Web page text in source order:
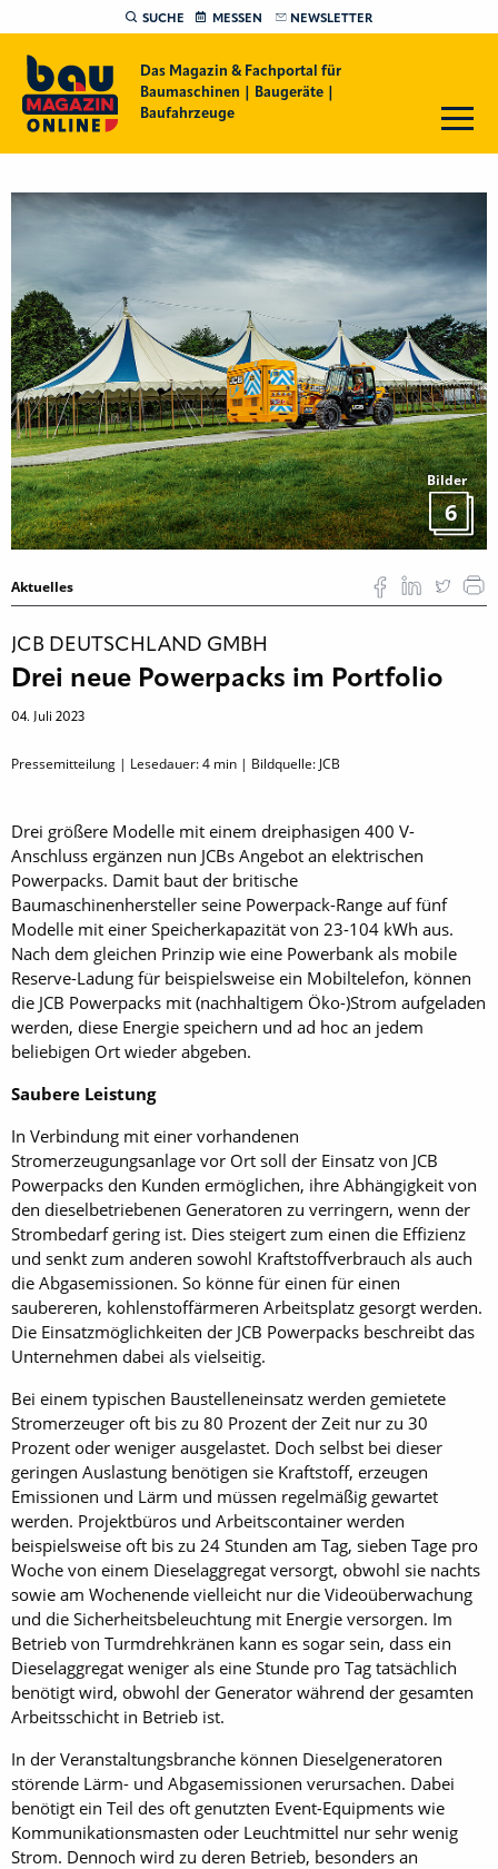
SUCHE MESSEN NEWSLETTER
Das Magazin & Fachportal für
Baumaschinen | Baugeräte |
Baufahrzeuge
Bilder
6
Aktuelles
JCB DEUTSCHLAND GMBH
Drei neue Powerpacks im Portfolio
04. Juli 2023
Pressemitteilung | Lesedauer:4 min | Bildquelle: JCB
Drei größere Modelle mit einem dreiphasigen 400 V-
Anschluss ergänzen nun JCBs Angebot an elektrischen
Powerpacks. Damit baut der britische
Baumaschinenhersteller seine Powerpack-Range auf fünf
Modelle mit einer Speicherkapazität von 23-104 kWh aus.
Nach dem gleichen Prinzip wie eine Powerbank als mobile
Reserve-Ladung für beispielsweise ein Mobiltelefon, können
die JCB Powerpacks mit (nachhaltigem Öko-)Strom aufgeladen
werden, diese Energie speichern und ad hoc an jedem
beliebigen Ort wieder abgeben.
Saubere Leistung
In Verbindung mit einer vorhandenen
Stromerzeugungsanlage vor Ort soll der Einsatz von JCB
Powerpacks den Kunden ermöglichen, ihre Abhängigkeit von
den dieselbetriebenen Generatoren zu verringern, wenn der
Strombedarf gering ist. Dies steigert zum einen die Effizienz
und senkt zum anderen sowohl Kraftstoffverbrauch als auch
die Abgasemissionen. So könne für einen für einen
saubereren, kohlenstoffärmeren Arbeitsplatz gesorgt werden.
Die Einsatzmöglichkeiten der JCB Powerpacks beschreibt das
Unternehmen dabei als vielseitig.
Bei einem typischen Baustelleneinsatz werden gemietete
Stromerzeuger oft bis zu 80 Prozent der Zeit nur zu 30
Prozent oder weniger ausgelastet. Doch selbst bei dieser
geringen Auslastung benötigen sie Kraftstoff, erzeugen
Emissionen und Lärm und müssen regelmäßig gewartet
werden. Projektbüros und Arbeitscontainer werden
beispielsweise oft bis zu 24 Stunden am Tag, sieben Tage pro
Woche von einem Dieselaggregat versorgt, obwohl sie nachts
sowie am Wochenende vielleicht nur die Videoüberwachung
und die Sicherheitsbeleuchtung mit Energie versorgen. Im
Betrieb von Turmdrehkränen kann es sogar sein, dass ein
Dieselaggregat weniger als eine Stunde pro Tag tatsächlich
benötigt wird, obwohl der Generator während der gesamten
Arbeitsschicht in Betrieb ist.
In der Veranstaltungsbranche können Dieselgeneratoren
störende Lärm- und Abgasemissionen verursachen. Dabei
benötigt ein Teil des oft genutzten Event-Equipments wie
Kommunikationsmasten oder Leuchtmittel nur sehr wenig
Strom. Dennoch wird zu deren Betrieb, besonders an